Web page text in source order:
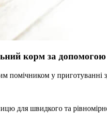
корм за
у приготуванні
для швидкого та